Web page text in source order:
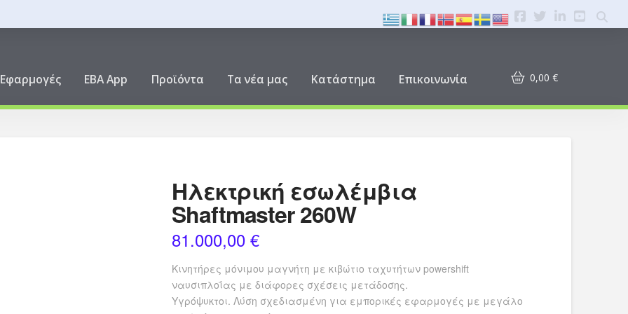
Εφαρμογές EBA App Προϊόντα Τα νέα μας Κατάστημα Επικοινωνία 0,00 €
Ηλεκτρική εσωλέμβια
Shaftmaster 260W
81.000,00€
Κινητήρες μόνιμου μαγνήτη με κιβώτιο ταχυτήτων powershift
ναυσιπλοΐας με διάφορες σχέσεις μετάδοσης.
Υγρόψυκτοι. Λύση σχεδιασμένη για εμπορικές εφαρμογές με μεγάλο